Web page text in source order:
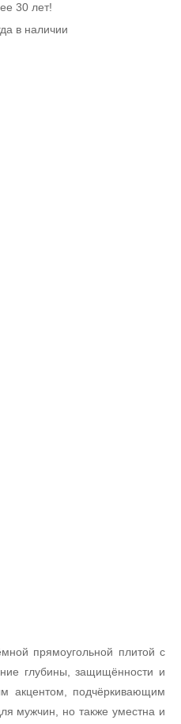
30 лет!
в наличии
прямоугольной плитой с
глубины, защищённости и
акцентом, подчёркивающим
мужчин, но также уместна и